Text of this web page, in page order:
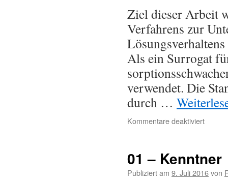
Ziel dieser Arbeit
Verfahrens zur
Als ein Surrogat
verwendet. Die
durch …
Kommentare deaktiviert
01 – Kenntner
Publiziert am 9. Juli 2016von